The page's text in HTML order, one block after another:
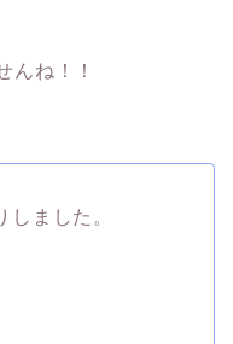
んね！！
ました。